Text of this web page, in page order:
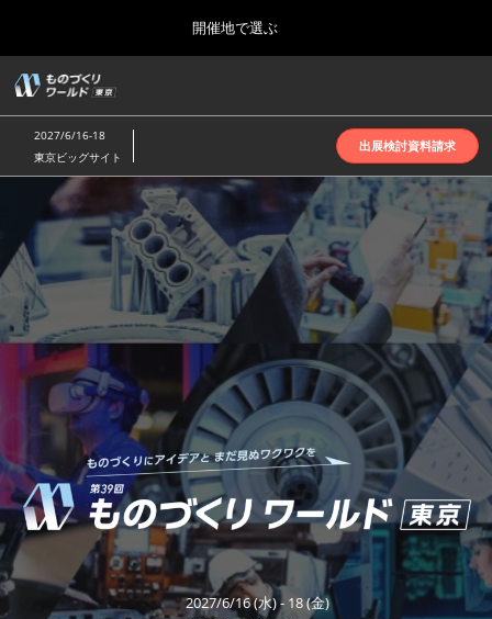
プ
し
進
to
close
the
開催地で選ぶ
名古屋展(4月)
2027年04月07日
ポートメッセなごや | Port Messe Nagoya
東京展(6月)
2027年06月16日
東京ビッグサイト | Tokyo Big Sight
大阪展(10月)
2026年10月07日
インテックス大阪 | INTEX Osaka
福岡展(12月)
2026年12月02日
マリンメッセ福岡｜MARIN MESSE Fukuoka
ー
ナ
ビ
ー
シ
ョ
ン
を
た
た
む
2027/6/16-18
東京ビッグサイト
出展検討資料請求
も
の
づ
く
り
ワ
2027/6/16 (水) - 18 (金)